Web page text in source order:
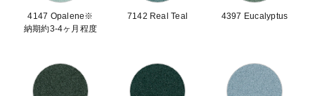
4147 Opalene※
納期約3-4ヶ月程度
7142 Real Teal 4397 Eucalyptus